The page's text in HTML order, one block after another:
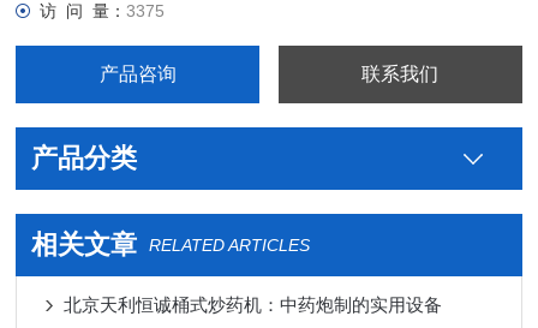
访 问 量：3375
产品咨询 联系我们
产品分类
相关文章 RELATED ARTICLES
北京天利恒诚桶式炒药机：中药炮制的实用设备